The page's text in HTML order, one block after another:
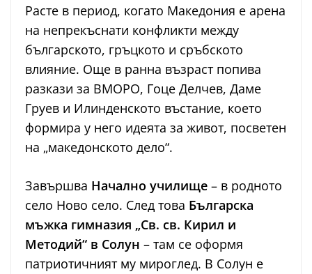
Расте в период, когато Македония е арена
на непрекъснати конфликти между
българското, гръцкото и сръбското
влияние. Още в ранна възраст попива
разкази за ВМОРО, Гоце Делчев, Даме
Груев и Илинденското въстание, което
формира у него идеята за живот, посветен
на „македонското дело“.
Завършва Начално училище – в родното
село Ново село. След това Българска
мъжка гимназия „Св. св. Кирил и
Методий“ в Солун – там се оформя
патриотичният му мироглед. В Солун е